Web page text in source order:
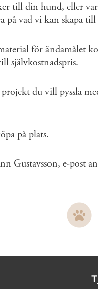
till din hund, eller
på vad vi kan skapa
för ändamålet
självkostnadspris.
du vill pyssla
på plats.
Gustavsson, e-post
länkar